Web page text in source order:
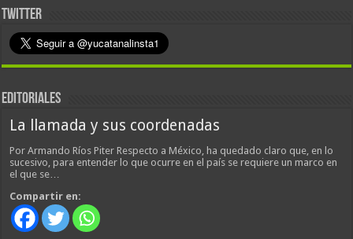
TWITTER
EDITORIALES
La llamada y sus coordenadas
Por Armando Ríos Piter Respecto a México, ha quedado claro que, en lo
sucesivo, para entender lo que ocurre en el país se requiere un marco en
el que se…
Compartir en: